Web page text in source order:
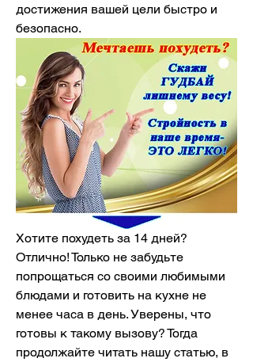
достижения вашей цели быстро и
безопасно.
Хотите похудеть зa 14 дней?
Отлично! Только не забудьте
попрощаться со своими любимыми
блюдами и готовить на кухне не
менее часа в день. Уверены, что
готовы к такому вызову? Тогда
продолжайте читать нашу статью, в